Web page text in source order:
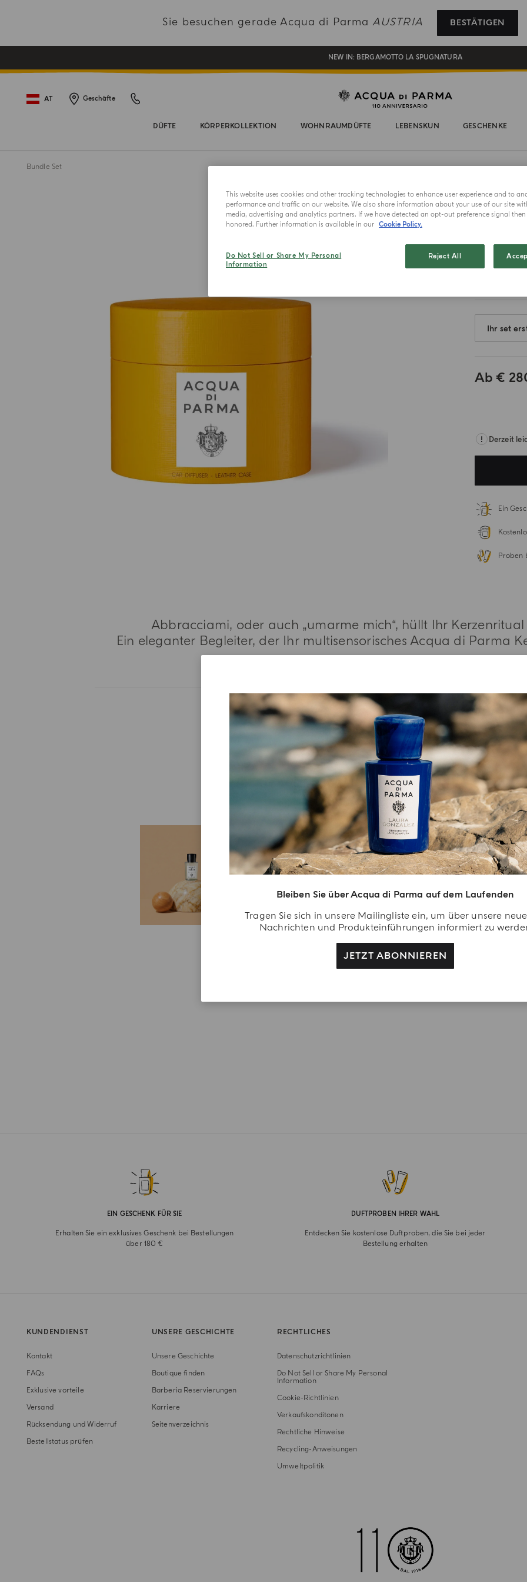
Sie besuchen gerade Acqua di ParmaAUSTRIA BESTÄTIGEN
REGISTRIEREN SIE SICH UND GENIESSEN SIE EINE WELT VOLLER VORTEILE
EIN GESCHENK FÜR SIE AUF ALLE BESTELLUNGEN ÜBER 180€
NEW IN: BERGAMOTTO LA SPUGNATURA
AT Geschäfte
DÜFTE KÖRPERKOLLEKTION WOHNRAUMDÜFTE LEBENSKUN GESCHENKE
Bleiben Sie über Acqua di Parma auf dem Laufenden
Tragen Sie sich in unsere Mailingliste ein, um über unsere
Nachrichten und Produkteinführungen informiert zu
JETZT ABONNIEREN
Bundle Set
Ihr set
Ab €
Derzeit
Ein
Proben
Abbracciami, oder auch „umarme mich“, hüllt Ihr
Ein eleganter Begleiter, der Ihr multisensorisches Acqua di Parma
WEITERE INFORMATIONEN
EXKLUSIVE VORTEILE
Ein Besonderer
Willkommensgruß
Werden Sie Teil von uns
belohnen. Erstellen Sie Ihr
Acqua di Parma-Konto
und erhalten Sie bei
Ihrem ersten Kauf als
EIN GESCHENK FÜR SIE
Erhalten Sie ein exklusives Geschenk bei Bestellungen
über 180 €
DUFTPROBEN IHRER WAHL
Entdecken Sie kostenlose Duftproben, die Sie bei jeder
Bestellung erhalten
KUNDENDIENST
Kontakt
FAQs
Exklusive vorteile
Versand
Rücksendung und Widerruf
Bestellstatus prüfen
UNSERE GESCHICHTE
Unsere Geschichte
Boutique finden
Barberia Reservierungen
Karriere
Seitenverzeichnis
RECHTLICHES
Datenschutzrichtlinien
Do Not Sell or Share My Personal
Information
Cookie-Richtlinien
Verkaufskonditonen
Rechtliche Hinweise
Recycling-Anweisungen
Umweltpolitik
This website uses cookies and other tracking technologies to enhance user experience and to
performance and traffic on our website. We also share information about your use of our site
media, advertising and analytics partners. If we have detected an opt-out preference signal
honored. Further information is available in our Cookie Policy.
Do Not Sell or Share My Personal
Information
Reject All